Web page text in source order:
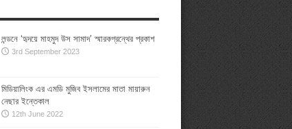
লন্ডনে ‘হৃদয়ে মাহমুদ উস সামাদ’ স্মারকগ্রন্থের প্রকাশ
3rd September 2023
মিডিয়ালিংক এর এমডি মুজিব ইসলামের মাতা মায়ারুন
নেছার ইন্তেকাল
12th June 2022